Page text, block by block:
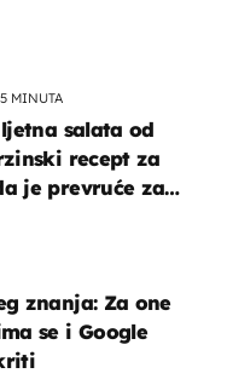
MINUTA
salata od
recept za
je prevruće za
znanja: Za one
se i Google